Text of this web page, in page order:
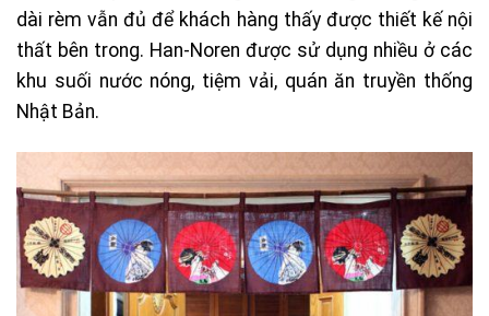
dài rèm vẫn đủ để khách hàng thấy được thiết kế nội
thất bên trong. Han-Noren được sử dụng nhiều ở các
khu suối nước nóng, tiệm vải, quán ăn truyền thống
Nhật Bản.